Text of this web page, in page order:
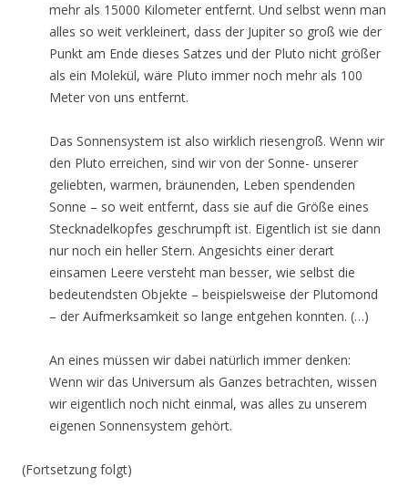
mehr als 15000 Kilometer entfernt. Und selbst wenn man
alles so weit verkleinert, dass der Jupiter so groß wie der
Punkt am Ende dieses Satzes und der Pluto nicht größer
als ein Molekül, wäre Pluto immer noch mehr als 100
Meter von uns entfernt.
Das Sonnensystem ist also wirklich riesengroß. Wenn wir
den Pluto erreichen, sind wir von der Sonne- unserer
geliebten, warmen, bräunenden, Leben spendenden
Sonne – so weit entfernt, dass sie auf die Größe eines
Stecknadelkopfes geschrumpft ist. Eigentlich ist sie dann
nur noch ein heller Stern. Angesichts einer derart
einsamen Leere versteht man besser, wie selbst die
bedeutendsten Objekte – beispielsweise der Plutomond
– der Aufmerksamkeit so lange entgehen konnten. (…)
An eines müssen wir dabei natürlich immer denken:
Wenn wir das Universum als Ganzes betrachten, wissen
wir eigentlich noch nicht einmal, was alles zu unserem
eigenen Sonnensystem gehört.
(Fortsetzung folgt)